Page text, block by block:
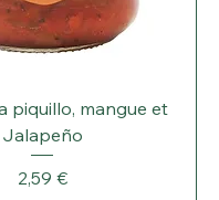
piquillo, mangue et
Jalapeño
Prix
2,59 €